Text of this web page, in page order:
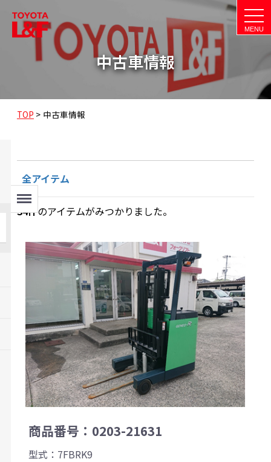
t
o
g
中古車情報
TOP > 中古車情報
Menu
全アイテム
34件のアイテムがみつかりました。
商品番号：0203-21631
型式：7FBRK9